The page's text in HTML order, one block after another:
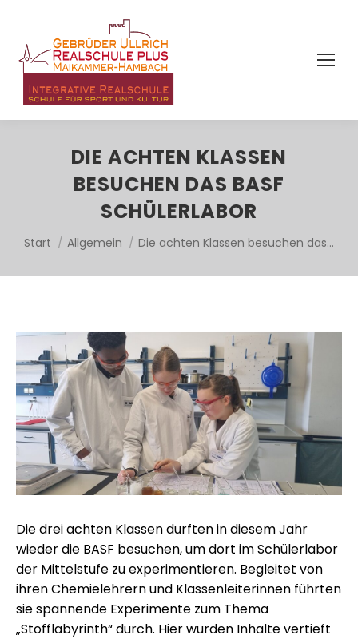
DIE ACHTEN KLASSEN
BESUCHEN DAS BASF
SCHÜLERLABOR
Sie befinden sich hier:
Start Allgemein Die achten Klassen besuchen das…
Die drei achten Klassen durften in diesem Jahr
wieder die BASF besuchen, um dort im Schülerlabor
der Mittelstufe zu experimentieren. Begleitet von
ihren Chemielehrern und Klassenleiterinnen führten
sie spannende Experimente zum Thema
„Stofflabyrinth“ durch. Hier wurden Inhalte vertieft